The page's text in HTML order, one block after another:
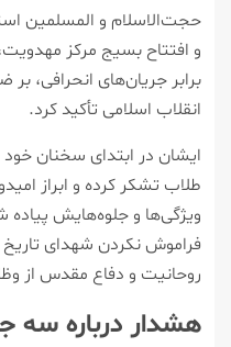
حجت‌الاسلام و المسلمین
و افتتاح بسیج مرکز
برابر جریان‌های انحرافی،
انقلاب اسلامی تأکید کرد.
ایشان در ابتدای سخنان
طلاب تشکر کرده و ابراز
ویژگی‌ها و جلوه‌هایش پیاده
فراموش نکردن شهدای تاریخ
روحانیت و دفاع مقدس از
هشدار درباره سه